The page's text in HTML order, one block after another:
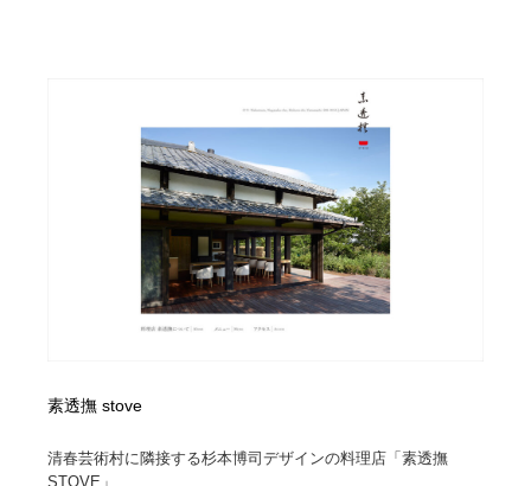
素透撫 stove
清春芸術村に隣接する杉本博司デザインの料理店「素透撫
STOVE」...